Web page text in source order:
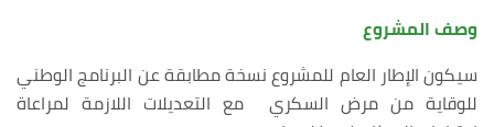
وصف المشروع
سيكون الإطار العام للمشروع نسخة مطابقة عن البرنامج الوطني
للوقاية من مرض السكري مع التعديلات اللازمة لمراعاة